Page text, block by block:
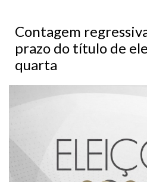
Contagem
prazo do título de
quarta